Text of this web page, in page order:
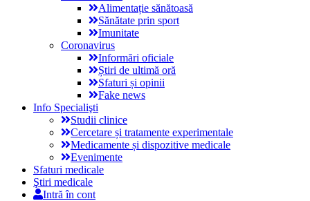
Alimentație sănătoasă
Sănătate prin sport
Imunitate
Coronavirus
Informări oficiale
Știri de ultimă oră
Sfaturi și opinii
Fake news
Info Specialişti
Studii clinice
Cercetare și tratamente experimentale
Medicamente și dispozitive medicale
Evenimente
Sfaturi medicale
Ştiri medicale
Intră în cont